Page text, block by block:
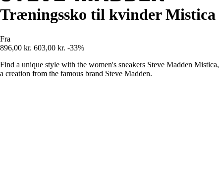
Træningssko til kvinder Mistica
Fra
896,00 kr. 603,00 kr. -33%
Find a unique style with the women's sneakers Steve Madden Mistica,
a creation from the famous brand Steve Madden.